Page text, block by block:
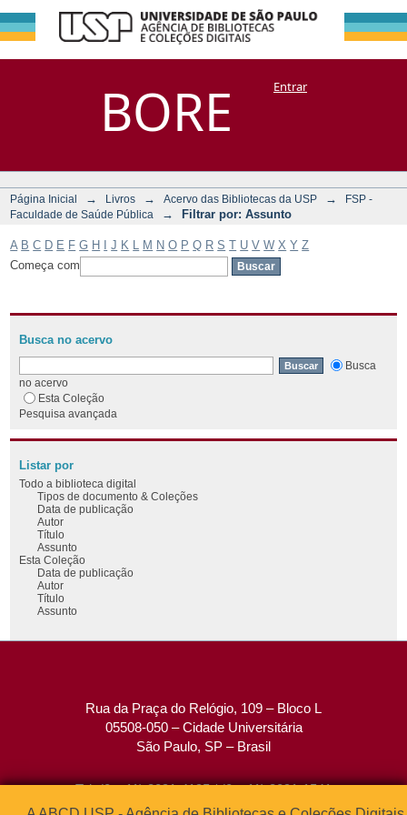
BORE
Filtrar por:
Assunto
DSpace/Manakin + CoriscoEntrar
Página Inicial → Livros → Acervo das Bibliotecas da USP →
FSP -
Faculdade de Saúde Pública
→ Filtrar por: Assunto
A B C D E F G H J K M N O P Q R S T U V W X Y Z
Começa com
Busca no acervo
Busca
no acervo
Esta Coleção
Pesquisa avançada
Listar por
Todo a biblioteca digital
Tipos de documento & Coleções
Data de publicação
Autor
Título
Assunto
Esta Coleção
Data de publicação
Autor
Título
Assunto
Rua da Praça do Relógio, 109 – Bloco L
05508-050 – Cidade Universitária
São Paulo, SP – Brasil
Tel: (0xx11) 3091-4195 / (0xx11) 3091-1541
Fax: (0xx11) 3091-1567